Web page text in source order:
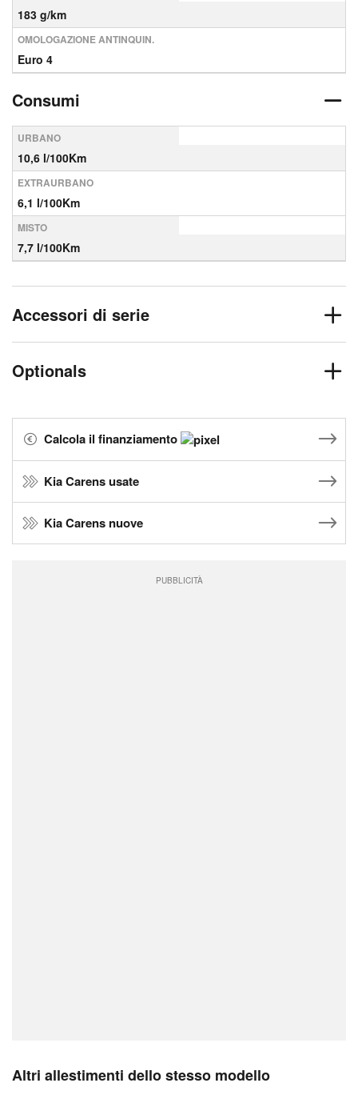
183 g/km
OMOLOGAZIONE ANTINQUIN.
Euro 4
Consumi
URBANO
10,6 l/100Km
EXTRAURBANO
6,1 l/100Km
MISTO
7,7 l/100Km
Accessori di serie
Optionals
Calcola il finanziamento
Kia Carens usate
Kia Carens nuove
PUBBLICITÀ
Altri allestimenti dello stesso modello